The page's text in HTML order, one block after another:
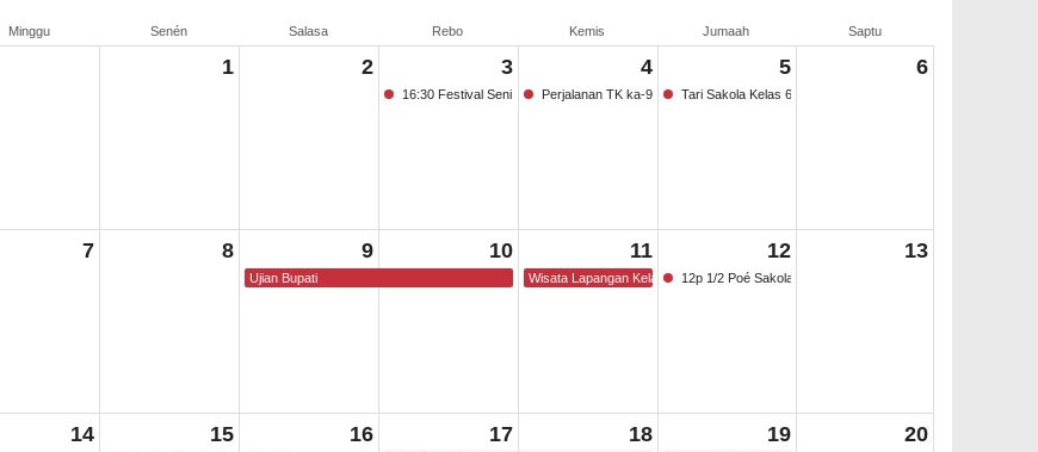
Minggu Senén Salasa Rebo Kemis Jumaah Saptu
1 2 3
16:30 Festival Seni Rupa
4
Perjalanan TK ka-9a Utica Kebon binatang
5
Tari Sakola Kelas 6 SD
6
7 8 9
Ujian Bupati
10 11
Wisata Lapangan Kelas 6 Leuweung Ajaib
12
12p 1/2 Poé Sakola
13
14 15 16 17 18 19 20